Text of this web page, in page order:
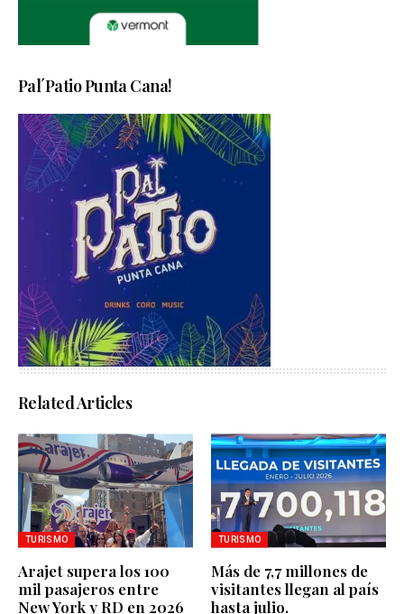
Pal´Patio Punta Cana!
Related Articles
TURISMO
Arajet supera los 100
mil pasajeros entre
New York y RD en 2026
TURISMO
Más de 7,7 millones de
visitantes llegan al país
hasta julio.